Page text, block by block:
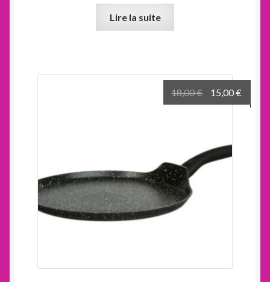
Lire la suite
18,00€
Le
prix
18,00 €.
15,00€
prix